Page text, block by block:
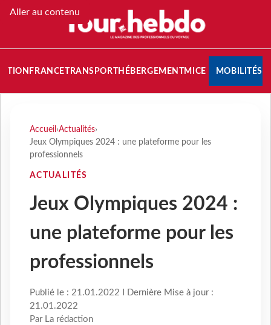
Aller au contenu
FRANCETRANSPORT HÉBERGEMENTMICE MOBILITÉS
Accueil ›Actualités›
Jeux Olympiques 2024 : une plateforme pour les
professionnels
ACTUALITÉS
Jeux Olympiques 2024 :
une plateforme pour les
professionnels
Publié le : 21.01.2022 I Dernière Mise à jour :
21.01.2022
Par La rédaction